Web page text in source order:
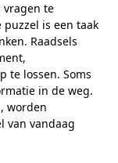
vragen te
is een taak
Raadsels
te lossen. Soms
in de weg.
worden
van vandaag